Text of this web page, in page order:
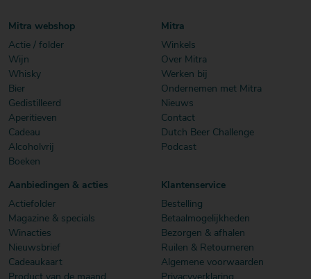
Mitra webshop
Actie / folder
Wijn
Whisky
Bier
Gedistilleerd
Aperitieven
Cadeau
Alcoholvrij
Boeken
Mitra
Winkels
Over Mitra
Werken bij
Ondernemen met Mitra
Nieuws
Contact
Dutch Beer Challenge
Podcast
Aanbiedingen & acties
Actiefolder
Magazine & specials
Winacties
Nieuwsbrief
Cadeaukaart
Klantenservice
Bestelling
Betaalmogelijkheden
Bezorgen & afhalen
Ruilen & Retourneren
Algemene voorwaarden